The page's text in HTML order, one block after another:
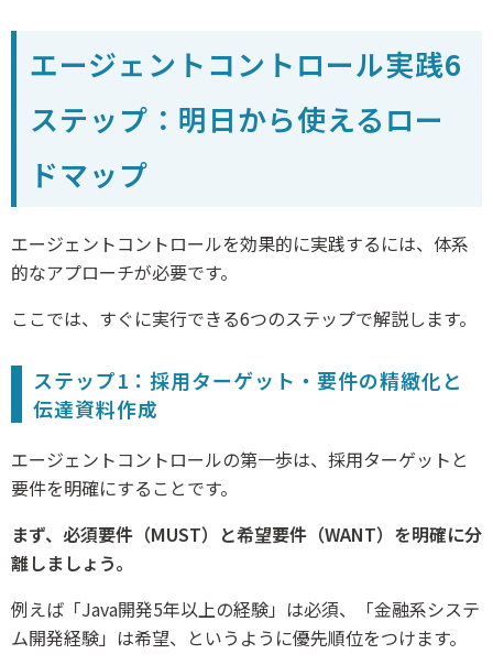
エージェントコントロール実践6
ステップ：明日から使えるロー
ドマップ
エージェントコントロールを効果的に実践するには、体系
的なアプローチが必要です。
ここでは、すぐに実行できる6つのステップで解説します。
ステップ1：採用ターゲット・要件の精緻化と
伝達資料作成
エージェントコントロールの第一歩は、採用ターゲットと
要件を明確にすることです。
まず、必須要件（MUST）と希望要件（WANT）を明確に分
離しましょう。
例えば「Java開発5年以上の経験」は必須、「金融系システ
ム開発経験」は希望、というように優先順位をつけます。